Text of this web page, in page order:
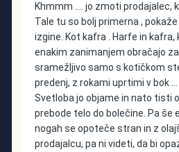
Khmmm …. jo zmoti prodajalec,
Tale tu so bolj primerna ,
izgine. Kot kafra . Harfe in
enakim zanimanjem obračajo
sramežljivo samo s kotičkom
predenj, z rokami uprtimi v bok
Svetloba jo objame in nato tisti
prebode telo do bolečine. Pa še
nogah se opoteče stran in z
prodajalcu, pa ni videti, da bi